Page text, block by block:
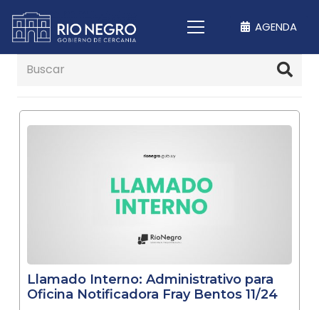
AGENDA
Llamado Interno: Administrativo para
Oficina Notificadora Fray Bentos 11/24